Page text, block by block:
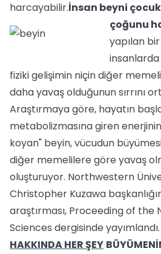
harcayabilir.İnsan beyni
çoğunu
yapılan
fiziki gelişimin niçin diğer
daha yavaş olduğunun sırrını
Araştırmaya göre, hayatın
metabolizmasına giren
koyan" beyin, vücudun
diğer memelilere göre yavaş
oluşturuyor. Northwestern
Christopher Kuzawa
araştırması, Proceeding of the
Sciences dergisinde yayımlandı.
HAKKINDA HER ŞEY